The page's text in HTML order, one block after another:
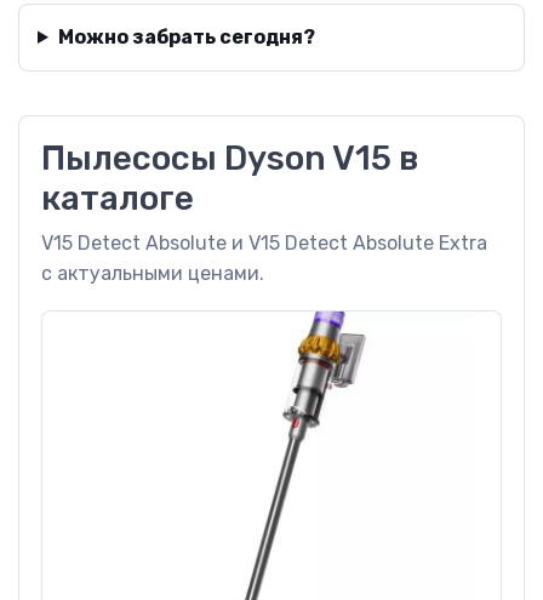
Можно забрать сегодня?
Пылесосы Dyson V15 в
каталоге
V15 Detect Absolute и V15 Detect Absolute Extra
с актуальными ценами.